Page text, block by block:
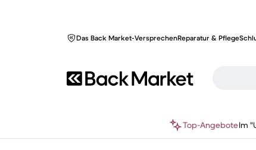
Das Back Market-VersprechenReparatur & Pflege
Top-AngeboteIm